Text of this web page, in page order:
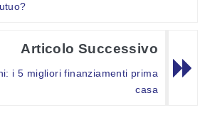
Articolo Successivo
i 5 migliori finanziamenti prima
casa